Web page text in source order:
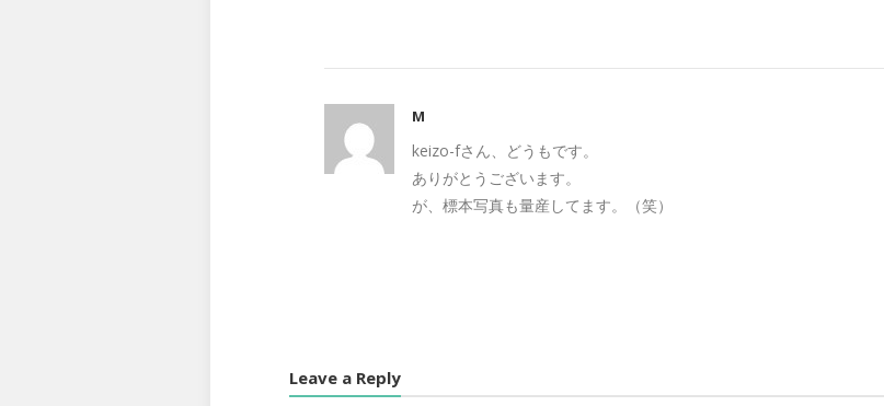
M
keizo-fさん、どうもです。
ありがとうございます。
が、標本写真も量産してます。（笑）
Leave a Reply